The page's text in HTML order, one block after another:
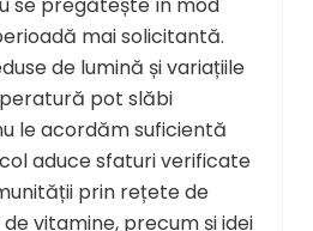
se pregătește în mod
mai solicitantă.
de lumină și variațiile
pot slăbi
le acordăm suficientă
aduce sfaturi verificate
prin rețete de
de vitamine, precum și idei